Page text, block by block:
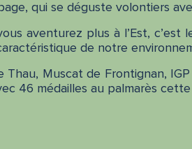
qui se déguste volontiers
aventurez plus à l’Est,
de notre
Thau, Muscat de Frontignan,
46 médailles au palmarès cette